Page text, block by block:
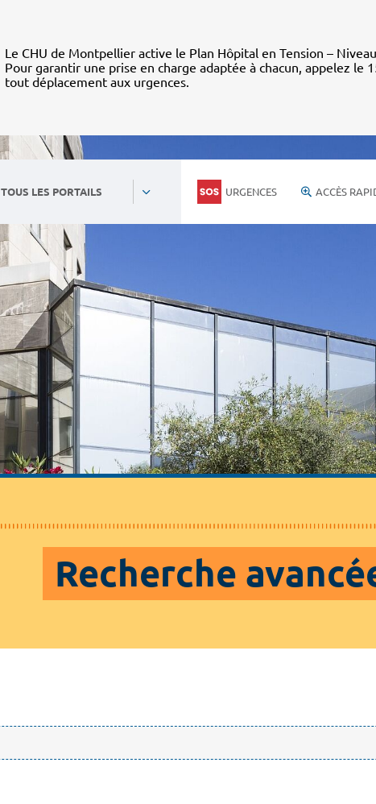
Le CHU de Montpellier active le Plan Hôpital en Tension –
Pour garantir une prise en charge adaptée à chacun, appelez le
tout déplacement aux urgences.
TOUS LES PORTAILS URGENCES ACCÈS
Recherche